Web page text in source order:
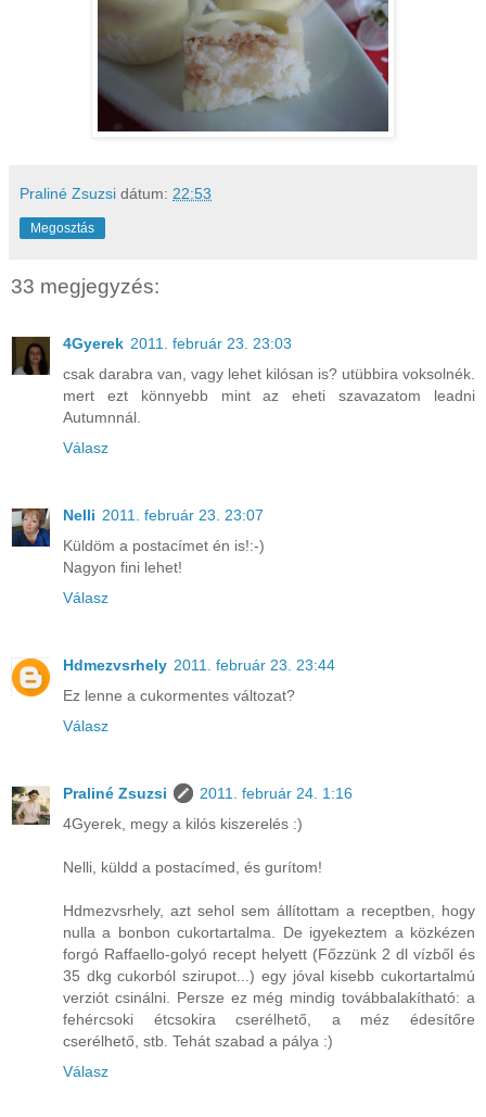
Praliné Zsuzsi dátum: 22:53
Megosztás
33 megjegyzés:
4Gyerek 2011. február 23. 23:03
csak darabra van, vagy lehet kilósan is? utübbira voksolnék.
mert ezt könnyebb mint az eheti szavazatom leadni
Autumnnál.
Válasz
Nelli 2011. február 23. 23:07
Küldöm a postacímet én is!:-)
Nagyon fini lehet!
Válasz
Hdmezvsrhely 2011. február 23. 23:44
Ez lenne a cukormentes változat?
Válasz
Praliné Zsuzsi
2011. február 24. 1:16
4Gyerek, megy a kilós kiszerelés :)
Nelli, küldd a postacímed, és gurítom!
Hdmezvsrhely, azt sehol sem állítottam a receptben, hogy
nulla a bonbon cukortartalma. De igyekeztem a közkézen
forgó Raffaello-golyó recept helyett (Főzzünk 2 dl vízből és
35 dkg cukorból szirupot...) egy jóval kisebb cukortartalmú
verziót csinálni. Persze ez még mindig továbbalakítható: a
fehércsoki étcsokira cserélhető, a méz édesítőre
cserélhető, stb. Tehát szabad a pálya :)
Válasz